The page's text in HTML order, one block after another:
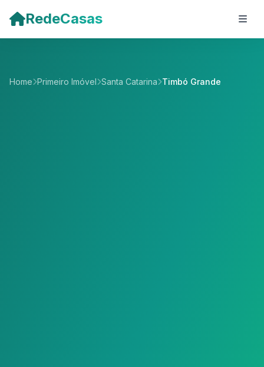
RedeCasas
Home Primeiro Imóvel Santa Catarina Timbó Grande